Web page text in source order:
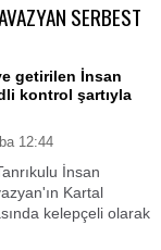
SERBEST
getirilen İnsan
kontrol şartıyla
12:44
İnsan
Kartal
kelepçeli olarak